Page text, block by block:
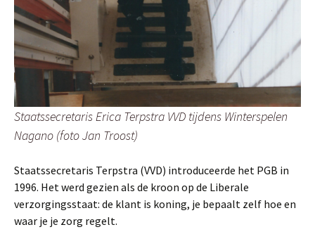
Staatssecretaris Erica Terpstra VVD tijdens Winterspelen
Nagano (foto Jan Troost)
Staatssecretaris Terpstra (VVD) introduceerde het PGB in
1996. Het werd gezien als de kroon op de Liberale
verzorgingsstaat: de klant is koning, je bepaalt zelf hoe en
waar je je zorg regelt.